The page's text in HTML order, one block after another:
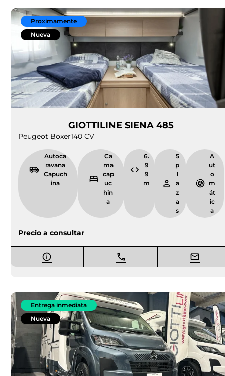
Proximamente
Nueva
GIOTTILINE SIENA 485
Peugeot Boxer140 CV
Autoca
ravana
Capuch
ina
Ca
ma
cap
uc
hin
a
6.
9
9
m
5
p
l
a
z
a
s
A
ut
o
m
át
ic
a
Precio a consultar
Entrega inmediata
Nueva